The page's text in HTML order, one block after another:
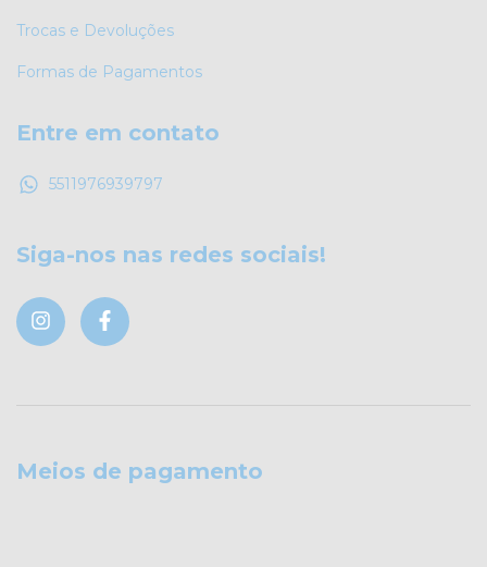
Trocas e Devoluções
Formas de Pagamentos
Entre em contato
5511976939797
Siga-nos nas redes sociais!
Meios de pagamento